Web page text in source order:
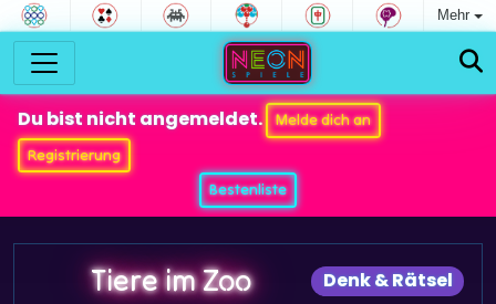
Mehr
Du bist nicht angemeldet.
Melde dich an
Registrierung
Bestenliste
Denk & Rätsel
Tiere im Zoo